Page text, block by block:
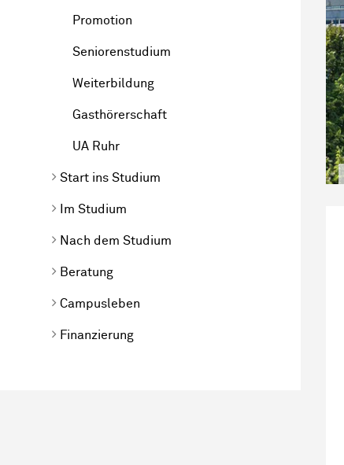
Promotion
Seniorenstudium
Weiterbildung
Gasthörerschaft
UA Ruhr
Start ins Studium
Im Studium
Nach dem Studium
Beratung
Campusleben
Finanzierung